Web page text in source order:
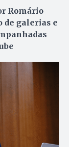
Romário
de galerias e